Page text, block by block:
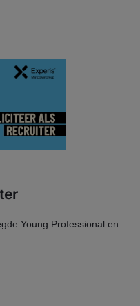
Young Professional en